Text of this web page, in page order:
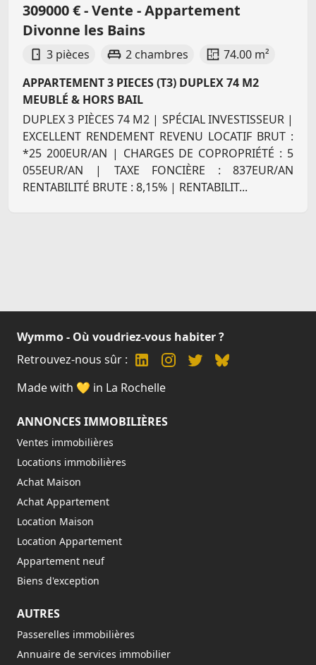
309000 € - Vente - Appartement
Divonne les Bains
3 pièces 2 chambres
74.00 m²
APPARTEMENT 3 PIECES (T3) DUPLEX 74 M2
MEUBLÉ & HORS BAIL
DUPLEX 3 PIÈCES 74 M2 | SPÉCIAL INVESTISSEUR |
EXCELLENT RENDEMENT REVENU LOCATIF BRUT :
*25 200EUR/AN | CHARGES DE COPROPRIÉTÉ : 5
055EUR/AN | TAXE FONCIÈRE : 837EUR/AN
RENTABILITÉ BRUTE : 8,15% | RENTABILIT...
Wymmo - Où voudriez-vous habiter ?
Retrouvez-nous sûr :
Made with 💛 in La Rochelle
ANNONCES IMMOBILIÈRES
Ventes immobilières
Locations immobilières
Achat Maison
Achat Appartement
Location Maison
Location Appartement
Appartement neuf
Biens d'exception
AUTRES
Passerelles immobilières
Annuaire de services immobilier